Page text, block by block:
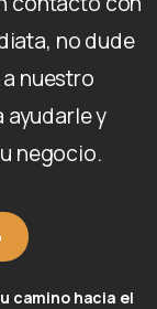
no dude
nuestro
ayudarle y
negocio.
camino hacia el